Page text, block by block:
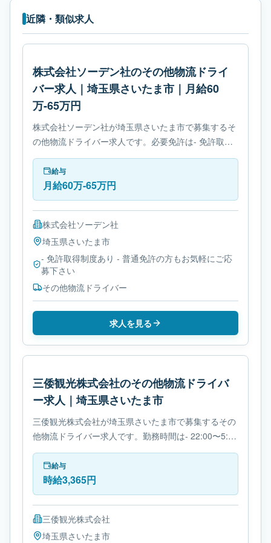
近隣・類似求人
株式会社ソーデン社のその他物流ドライ
バー求人｜埼玉県さいたま市｜月給60
万-65万円
株式会社ソーデン社が埼玉県さいたま市で募集するそ
の他物流ドライバー求人です。必要免許は- 免許取得
制度ありです。
給与
月給60万-65万円
株式会社ソーデン社
埼玉県さいたま市
- 免許取得制度あり - 普通免許の方もお気軽にご応
募下さい
その他物流ドライバー
求人を見る
三倭観光株式会社のその他物流ドライバ
ー求人｜埼玉県さいたま市
三倭観光株式会社が埼玉県さいたま市で募集するその
他物流ドライバー求人です。勤務時間は- 22:00〜5:00
です。必要免許は- 免許取得制度ありです。
給与
時給3,365円
三倭観光株式会社
埼玉県さいたま市